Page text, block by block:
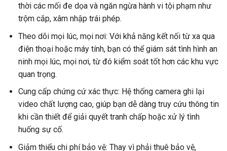
thời các mối đe dọa và ngăn ngừa hành vi tội phạm như
trộm cắp, xâm nhập trái phép.
Theo dõi mọi lúc, mọi nơi: Với khả năng kết nối từ xa qua
điện thoại hoặc máy tính, bạn có thể giám sát tình hình an
ninh mọi lúc, mọi nơi, từ đó kiểm soát tốt hơn các khu vực
quan trọng.
Cung cấp chứng cứ xác thực: Hệ thống camera ghi lại
video chất lượng cao, giúp bạn dễ dàng truy cứu thông tin
khi cần thiết để giải quyết tranh chấp hoặc xử lý tình
huống sự cố.
Giảm thiểu chi phí bảo vệ: Thay vì phải thuê bảo vệ,